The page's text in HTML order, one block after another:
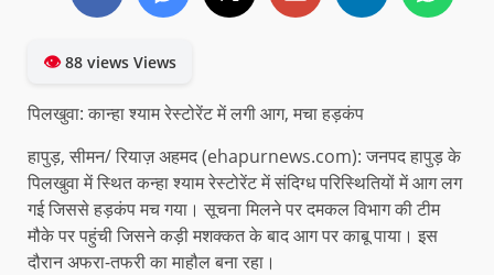
👁88 views Views
पिलखुवा: कान्हा श्याम रेस्टोरेंट में लगी आग, मचा हड़कंप
हापुड़, सीमन/ रियाज़ अहमद (ehapurnews.com): जनपद हापुड़ के
पिलखुवा में स्थित कन्हा श्याम रेस्टोरेंट में संदिग्ध परिस्थितियों में आग लग
गई जिससे हड़कंप मच गया। सूचना मिलने पर दमकल विभाग की टीम
मौके पर पहुंची जिसने कड़ी मशक्कत के बाद आग पर काबू पाया। इस
दौरान अफरा-तफरी का माहौल बना रहा।